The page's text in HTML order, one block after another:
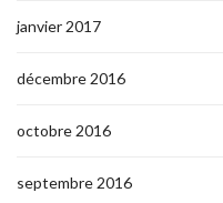
janvier 2017
décembre 2016
octobre 2016
septembre 2016